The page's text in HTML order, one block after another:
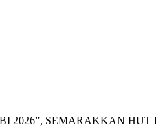
2026”, SEMARAKKAN